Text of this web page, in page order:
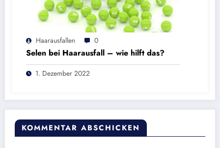
Haarausfallen 0
Selen bei Haarausfall – wie hilft das?
1. Dezember 2022
KOMMENTAR ABSCHICKEN